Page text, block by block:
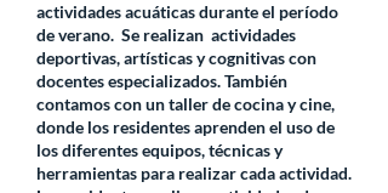
actividades acuáticas durante el período
de verano. Se realizan actividades
deportivas, artísticas y cognitivas con
docentes especializados. También
contamos con un taller de cocina y cine,
donde los residentes aprenden el uso de
los diferentes equipos, técnicas y
herramientas para realizar cada actividad.